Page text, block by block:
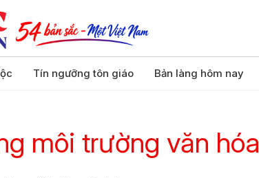
Tín ngưỡng tôn giáo Bản làng hôm nay
môi trường văn hóa